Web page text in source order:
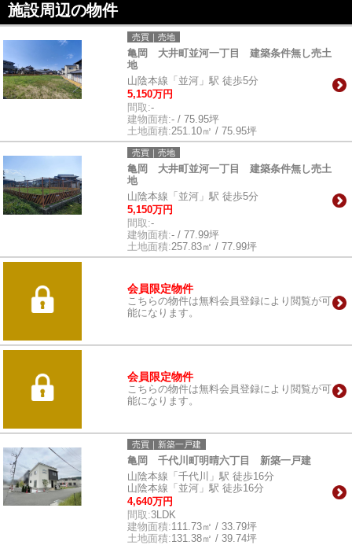
施設周辺の物件
売買｜売地
亀岡 大井町並河一丁目 建築条件無し売土
地
山陰本線「並河」駅 徒歩5分
5,150万円
間取:-
建物面積:- / 75.95坪
土地面積:251.10㎡ / 75.95坪
売買｜売地
亀岡 大井町並河一丁目 建築条件無し売土
地
山陰本線「並河」駅 徒歩5分
5,150万円
間取:-
建物面積:- / 77.99坪
土地面積:257.83㎡ / 77.99坪
会員限定物件
こちらの物件は無料会員登録により閲覧が可
能になります。
会員限定物件
こちらの物件は無料会員登録により閲覧が可
能になります。
売買｜新築一戸建
亀岡 千代川町明晴六丁目 新築一戸建
山陰本線「千代川」駅 徒歩16分
山陰本線「並河」駅 徒歩16分
4,640万円
間取:3LDK
建物面積:111.73㎡ / 33.79坪
土地面積:131.38㎡ / 39.74坪